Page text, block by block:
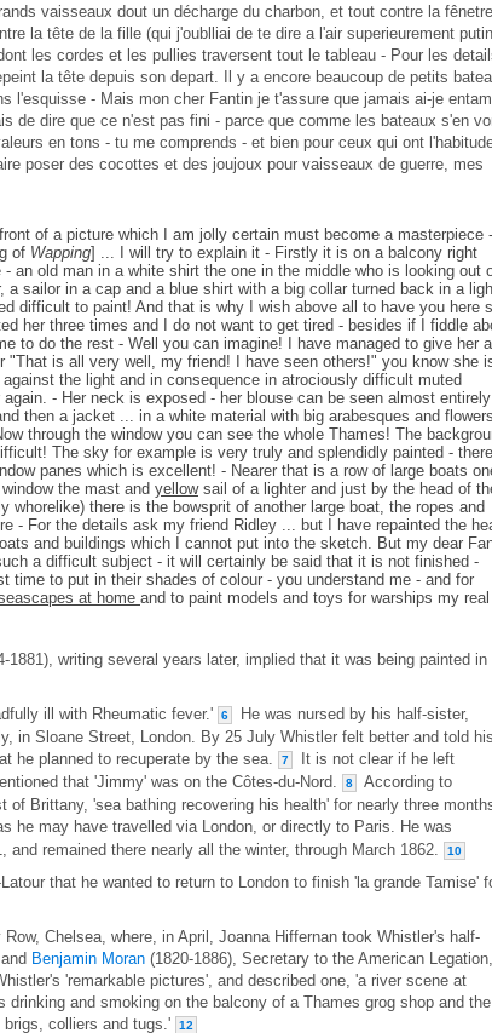
vaisseaux dout un décharge du charbon, et tout contre la
la tête de la fille (qui j'oublliai de te dire a l'air superieurement
les cordes et les pullies traversent tout le tableau - Pour les
la tête depuis son depart. Il y a encore beaucoup de petits
l'esquisse - Mais mon cher Fantin je t'assure que jamais ai-je
de dire que ce n'est pas fini - parce que comme les bateaux s'en
en tons - tu me comprends - et bien pour ceux qui ont
poser des cocottes et des joujoux pour vaisseaux de guerre, mes
of a picture which I am jolly certain must become a masterpiece -
of Wapping] ... I will try to explain it - Firstly it is on a balcony right
an old man in a white shirt the one in the middle who is looking out
a sailor in a cap and a blue shirt with a big collar turned back in a
difficult to paint! And that is why I wish above all to have you here
her three times and I do not want to get tired - besides if I fiddle
to do the rest - Well you can imagine! I have managed to give her
is all very well, my friend! I have seen others!" you know she
the light and in consequence in atrociously difficult muted
- Her neck is exposed - her blouse can be seen almost entirely
then a jacket ... in a white material with big arabesques and
through the window you can see the whole Thames! The
The sky for example is very truly and splendidly painted -
panes which is excellent! - Nearer that is a row of large boats
the mast and yellowsail of a lighter and just by the head of
whorelike) there is the bowsprit of another large boat, the ropes and
- For the details ask my friend Ridley ... but I have repainted the
and buildings which I cannot put into the sketch. But my dear
a difficult subject - it will certainly be said that it is not finished -
time to put in their shades of colour - you understand me - and for
at home and to paint models and toys for warships my real
1881), writing several years later, implied that it was being painted in
ill with Rheumatic fever.' 6
He was nursed by his half-sister,
in Sloane Street, London. By 25 July Whistler felt better and told his
he planned to recuperate by the sea. 7
It is not clear if he left
that 'Jimmy' was on the Côtes-du-Nord.
8
According to
Brittany, 'sea bathing recovering his health' for nearly three
he may have travelled via London, or directly to Paris. He was
remained there nearly all the winter, through March 1862.
10
that he wanted to return to London to finish 'la grande Tamise'
Chelsea, where, in April, Joanna Hiffernan took Whistler's half-
Benjamin Moran (1820-1886), Secretary to the American
'remarkable pictures', and described one, 'a river scene at
drinking and smoking on the balcony of a Thames grog shop and the
colliers and tugs.'
12